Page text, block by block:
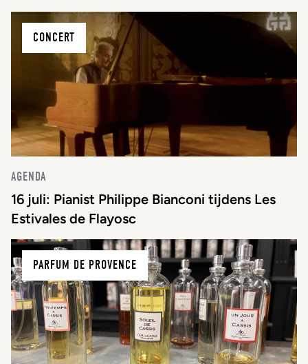
CONCERT
AGENDA
16 juli: Pianist Philippe Bianconi tijdens Les
Estivales de Flayosc
PARFUM DE PROVENCE